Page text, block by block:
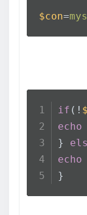
$con=
if (!
echo
}
echo
}